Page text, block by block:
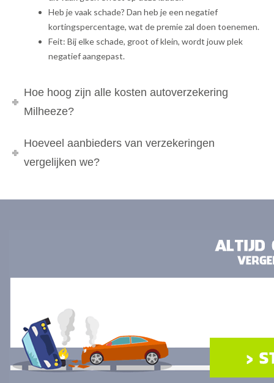
Heb je vaak schade? Dan heb je een negatief
kortingspercentage, wat de premie zal doen toenemen.
Feit: Bij elke schade, groot of klein, wordt jouw plek
negatief aangepast.
Hoe hoog zijn alle kosten autoverzekering
Milheeze?
Hoeveel aanbieders van verzekeringen
vergelijken we?